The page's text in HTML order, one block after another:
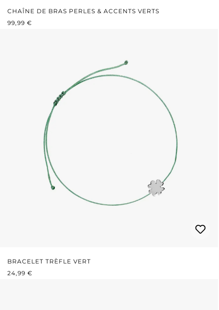
CHAÎNE DE BRAS PERLES & ACCENTS VERTS
PRIX RÉGULIER :
99,99 €
BRACELET TRÈFLE VERT
PRIX RÉGULIER :
24,99 €